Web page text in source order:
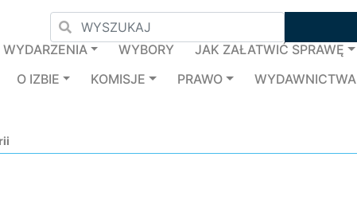
WYDARZENIA WYBORY
JAK ZAŁATWIĆ SPRAWĘ
O IZBIE KOMISJE PRAWO WYDAWNICTWA